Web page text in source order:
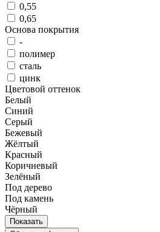
0,55
0,65
Основа покрытия
-
полимер
сталь
цинк
Цветовой оттенок
Цветовой
оттенок
Белый
Синий
Серый
Бежевый
Жёлтый
Красный
Коричневый
Зелёный
Под дерево
Под камень
Чёрный